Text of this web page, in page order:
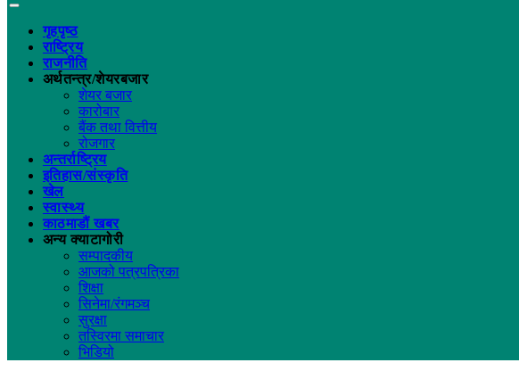
गृहपृष्ठ
राष्ट्रिय
राजनीति
अर्थतन्त्र/शेयरबजार
शेयर बजार
कारोबार
बैंक तथा वित्तीय
रोजगार
अन्तर्राष्ट्रिय
इतिहास/संस्कृति
खेल
स्वास्थ्य
काठमाडौं खबर
अन्य क्याटागोरी
सम्पादकीय
आजको पत्रपत्रिका
शिक्षा
सिनेमा/रंगमञ्च
सुरक्षा
तस्विरमा समाचार
भिडियो